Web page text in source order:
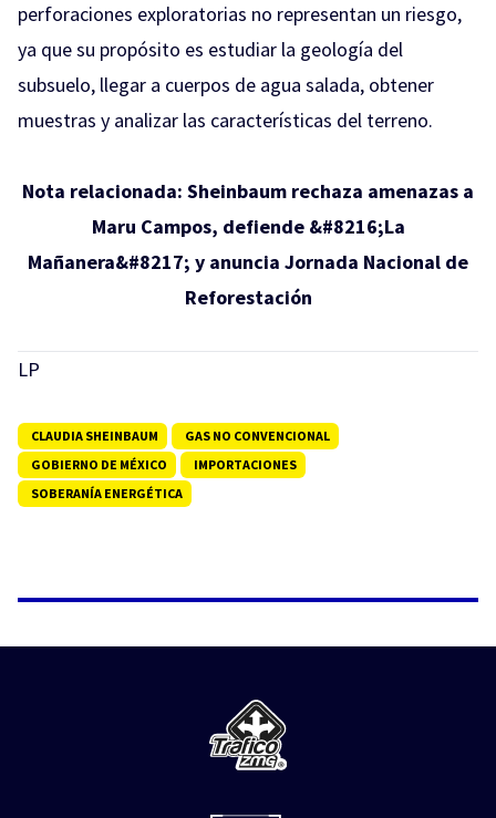
perforaciones exploratorias no representan un riesgo,
ya que su propósito es estudiar la geología del
subsuelo, llegar a cuerpos de agua salada, obtener
muestras y analizar las características del terreno.
Nota relacionada: Sheinbaum rechaza amenazas a
Maru Campos, defiende &#8216;La
Mañanera&#8217; y anuncia Jornada Nacional de
Reforestación
LP
CLAUDIA SHEINBAUM
GAS NO CONVENCIONAL
GOBIERNO DE MÉXICO
IMPORTACIONES
SOBERANÍA ENERGÉTICA